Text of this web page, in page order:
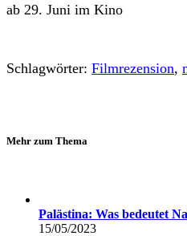
ab 29. Juni im Kino
Schlagwörter: Filmrezension,
Mehr zum Thema
Palästina: Was bedeutet
15/05/2023